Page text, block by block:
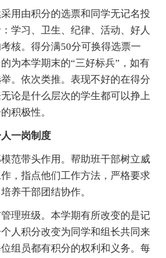
用由积分的选票和同学无记名投
学习、卫生、纪律、活动、好人
核。得分满50分可换得选票一
为本学期末的“三好标兵”，如有
。依次类推。表现不好的在得分
论是什么层次的学生都可以挣上
积极性。
一岗制度
范带头作用。帮助班干部树立威
，指点他们工作方法，严格要求
养干部团结协作。
理班级。本学期有所改变的是记
人积分改变为同学和组长共同来
组员都有积分的权利和义务。每